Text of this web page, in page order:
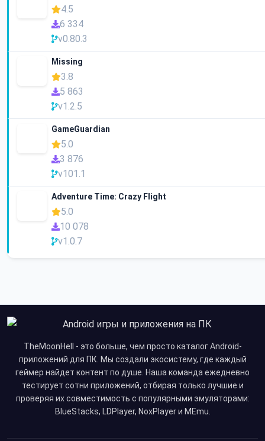
4.5
6 334
v0.80.3
Missing
3.8
5 863
v1.2.5
GameGuardian
5.0
3 876
v101.1
Adventure Time: Crazy Flight
5.0
10 078
v1.0.7
TheMoonHell - это больше, чем просто каталог Android-
приложений для ПК. Мы создали экосистему, где каждый
геймер найдет контент по душе. Наша команда ежедневно
тестирует сотни приложений, отбирая только лучшие и
проверяя их совместимость с популярными эмуляторами:
BlueStacks, LDPlayer, NoxPlayer и MEmu.